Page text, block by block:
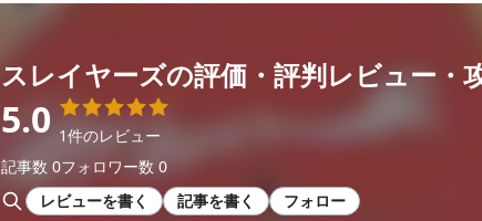
スレイヤーズの評価・評判レビュー・
5.0 1件のレビュー
記事数 0フォロワー数 0
レビューを書く
記事を書く フォロー